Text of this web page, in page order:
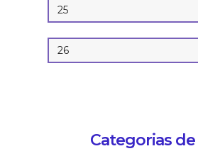
Categorias